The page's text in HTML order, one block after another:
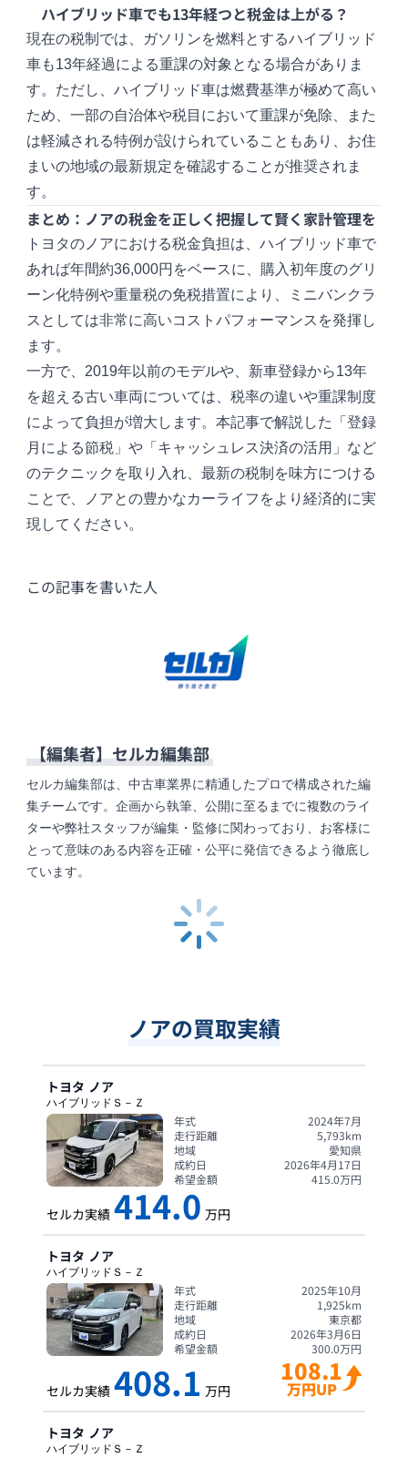
ハイブリッド車でも13年経つと税金は上がる？
現在の税制では、ガソリンを燃料とするハイブリッド
車も13年経過による重課の対象となる場合がありま
す。ただし、ハイブリッド車は燃費基準が極めて高い
ため、一部の自治体や税目において重課が免除、また
は軽減される特例が設けられていることもあり、お住
まいの地域の最新規定を確認することが推奨されま
す。
まとめ：ノアの税金を正しく把握して賢く家計管理を
トヨタのノアにおける税金負担は、ハイブリッド車で
あれば年間約36,000円をベースに、購入初年度のグリ
ーン化特例や重量税の免税措置により、ミニバンクラ
スとしては非常に高いコストパフォーマンスを発揮し
ます。
一方で、2019年以前のモデルや、新車登録から13年
を超える古い車両については、税率の違いや重課制度
によって負担が増大します。本記事で解説した「登録
月による節税」や「キャッシュレス決済の活用」など
のテクニックを取り入れ、最新の税制を味方につける
ことで、ノアとの豊かなカーライフをより経済的に実
現してください。
この記事を書いた人
【編集者】セルカ編集部
セルカ編集部は、中古車業界に精通したプロで構成された編
集チームです。企画から執筆、公開に至るまでに複数のライ
ターや弊社スタッフが編集・監修に関わっており、お客様に
とって意味のある内容を正確・公平に発信できるよう徹底し
ています。
ノアの買取実績
トヨタ ノア
ハイブリッドＳ－Ｚ
年式
2024年7月
走行距離
5,793km
地域
愛知県
成約日
2026年4月17日
希望金額
415.0万円
セルカ実績 414.0 万円
トヨタ ノア
ハイブリッドＳ－Ｚ
年式
2025年10月
走行距離
1,925km
地域
東京都
成約日
2026年3月6日
希望金額
300.0万円
セルカ実績 408.1 万円
108.1
万円UP
トヨタ ノア
ハイブリッドＳ－Ｚ